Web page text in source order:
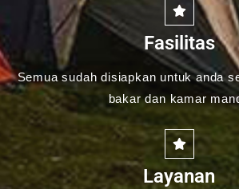
Fasilitas
Semua sudah disiapkan untuk anda
bakar dan kamar
Layanan